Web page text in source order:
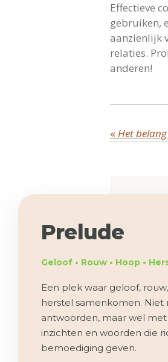
Effectieve
gebruiken,
aanzienlijk
relaties.
anderen!
«
Prelude
Geloof • Rouw • Hoop •
Een plek waar geloof,
herstel samenkomen. Niet
antwoorden, maar wel
inzichten en woorden die
bemoediging geven.